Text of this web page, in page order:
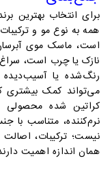
برای انتخاب بهترین
همه به نوع مو و
است، ماسک موی
نازک یا چرب است،
رنگ‌شده یا
می‌تواند کمک بیشتری
کراتین شده محصولی
نرم‌کننده، متناسب با
نیست؛ ترکیبات،
همان اندازه اهمیت